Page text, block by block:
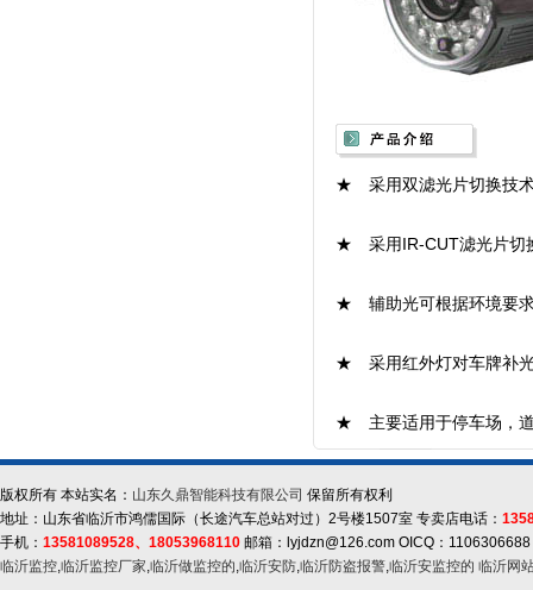
★ 采用双滤光片切换技
★ 采用IR-CUT滤光片切
★ 辅助光可根据环境要
★ 采用红外灯对车牌补光
★ 主要适用于停车场，
版权所有 本站实名： 山东久鼎智能科技有限公司 保留所有权利
地址：山东省临沂市鸿儒国际（长途汽车总站对过）2号楼1507室 专卖店电话：
手机： 13581089528、18053968110 邮箱：lyjdzn@126.com OICQ：1106306688
临沂监控,临沂监控厂家,临沂做监控的,临沂安防,临沂防盗报警,临沂安监控的 临沂网